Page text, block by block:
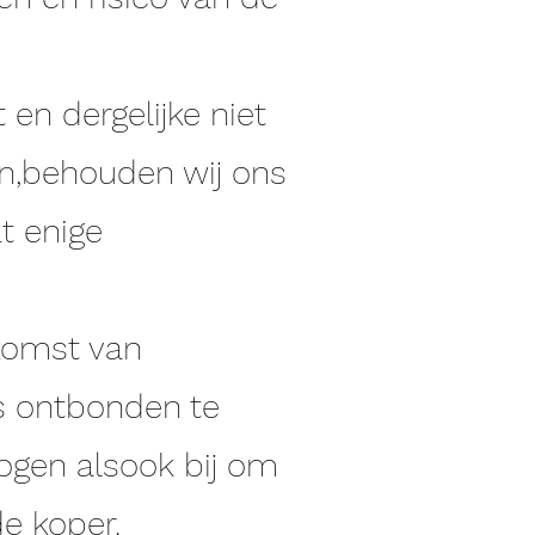
en dergelijke niet
wij ons
enige
van
ontbonden te
alsook bij om
koper.